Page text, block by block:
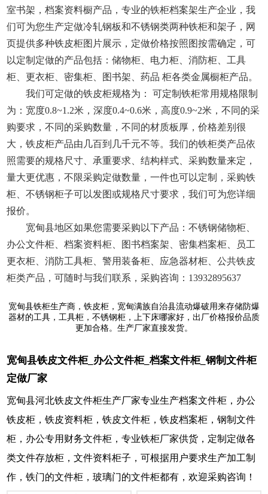
室书架，档案资料橱产品，专业的铁柜档案架生产企业，我
们可为您生产定做冷轧钢板和不锈钢类两种铁柜和架子，网
页提供多种铁皮柜图片展示，定做价格按照图按需确定，可
以定制定做的产品包括：储物柜、电力柜、消防柜、工具
柜、更衣柜、密集柜、图书架、药品 柜各类金属橱柜产品。
我们可定做的铁皮柜规格为： 可定制铁柜常用规格限制
为：宽度0.8~1.2米，深度0.4~0.6米，高度0.9~2米，不同的采
购要求，不同的采购数量，不同的材质板厚，价格差别很
大，铁皮柜产品由几百到几千元不等。我们的铁柜类产品依
照需要的规格尺寸、承重要求、结构样式、采购数量来定，
量大更优惠，不限采购定做数量，一件也可以定制，采购铁
柜、不锈钢柜子可以发图或规格尺寸要求，我们可为您详细
报价。
宽甸县地区如果您需要采购以下产品：不锈钢储物柜、
办公文件柜、档案资料柜、图书档案架、密集档案柜、员工
更衣柜、消防工具柜、警用装备柜、应急器材柜、公共铁皮
柜类产品，可随时与我们联系，采购咨询：13932895637
宽甸县铁柜生产商，铁皮柜，宽甸满族自治县流动爆破用来存储防爆
器材的工具，工具柜，不锈钢柜，上下床哪家好，出厂价格报价品质
更加合格。生产厂家直接发货。
宽甸县铁皮文件柜_办公文件柜_档案文件柜_钢制文件柜
定做厂家
宽甸县河北铁皮文件柜生产厂家专业生产档案文件柜，办公
铁皮柜，铁皮资料柜，铁皮文件柜，铁皮档案柜，钢制文件
柜，办公专用财务文件柜，专业铁柜厂家供货，定制定做各
类文件存放柜，文件资料柜子，可根据用户要求生产加工制
作，铁门的文件柜，玻璃门的文件柜都有，欢迎采购咨询！